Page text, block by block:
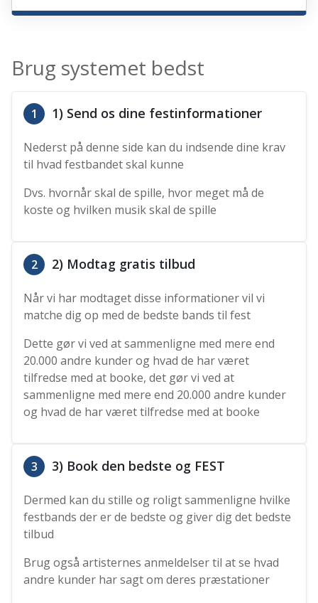
Brug systemet bedst
1 1) Send os dine festinformationer
Nederst på denne side kan du indsende dine krav
til hvad festbandet skal kunne
Dvs. hvornår skal de spille, hvor meget må de
koste og hvilken musik skal de spille
2 2) Modtag gratis tilbud
Når vi har modtaget disse informationer vil vi
matche dig op med de bedste bands til fest
Dette gør vi ved at sammenligne med mere end
20.000 andre kunder og hvad de har været
tilfredse med at booke, det gør vi ved at
sammenligne med mere end 20.000 andre kunder
og hvad de har været tilfredse med at booke
3 3) Book den bedste og FEST
Dermed kan du stille og roligt sammenligne hvilke
festbands der er de bedste og giver dig det bedste
tilbud
Brug også artisternes anmeldelser til at se hvad
andre kunder har sagt om deres præstationer